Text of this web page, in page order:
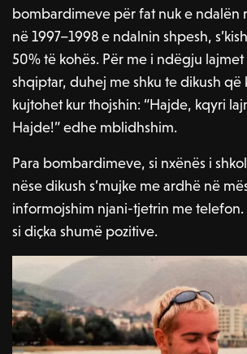
bombardimeve për fat nuk e ndalën
në 1997–1998 e ndalnin shpesh,
50% të kohës. Për me i ndëgju
shqiptar, duhej me shku te dikush që
kujtohet kur thojshin: “Hajde, kqyri
Hajde!” edhe mblidhshim.
Para bombardimeve, si nxënës i
nëse dikush s’mujke me ardhë në
informojshim njani-tjetrin me
si diçka shumë pozitive.